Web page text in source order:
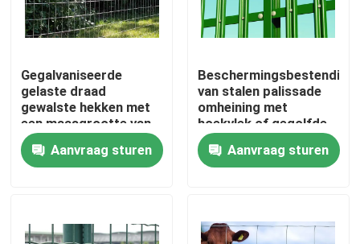
Producten
Gegalvaniseerde
gelaste draad
gewalste hekken met
een maasgrootte van
2-in x 4-in
Aanvraag sturen
van stalen palissade
omheining met
hoekvlek of gegolfde
vlek
Aanvraag sturen